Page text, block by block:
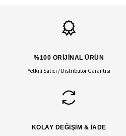
%100 ORİJİNAL ÜRÜN
Yetkili Satıcı / Distribütör Garantisi
KOLAY DEĞİŞİM & İADE